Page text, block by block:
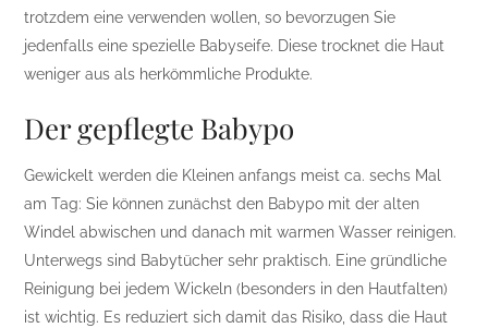
trotzdem eine verwenden wollen, so bevorzugen Sie
jedenfalls eine spezielle Babyseife. Diese trocknet die Haut
weniger aus als herkömmliche Produkte.
Der gepflegte Babypo
Gewickelt werden die Kleinen anfangs meist ca. sechs Mal
am Tag: Sie können zunächst den Babypo mit der alten
Windel abwischen und danach mit warmen Wasser reinigen.
Unterwegs sind Babytücher sehr praktisch. Eine gründliche
Reinigung bei jedem Wickeln (besonders in den Hautfalten)
ist wichtig. Es reduziert sich damit das Risiko, dass die Haut